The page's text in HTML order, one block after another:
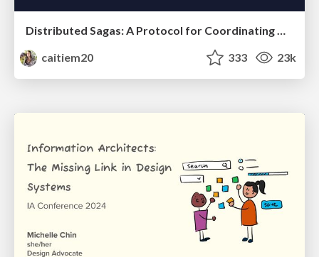
Distributed Sagas: A Protocol for Coordinating Microservices
caitiem20
333 23k